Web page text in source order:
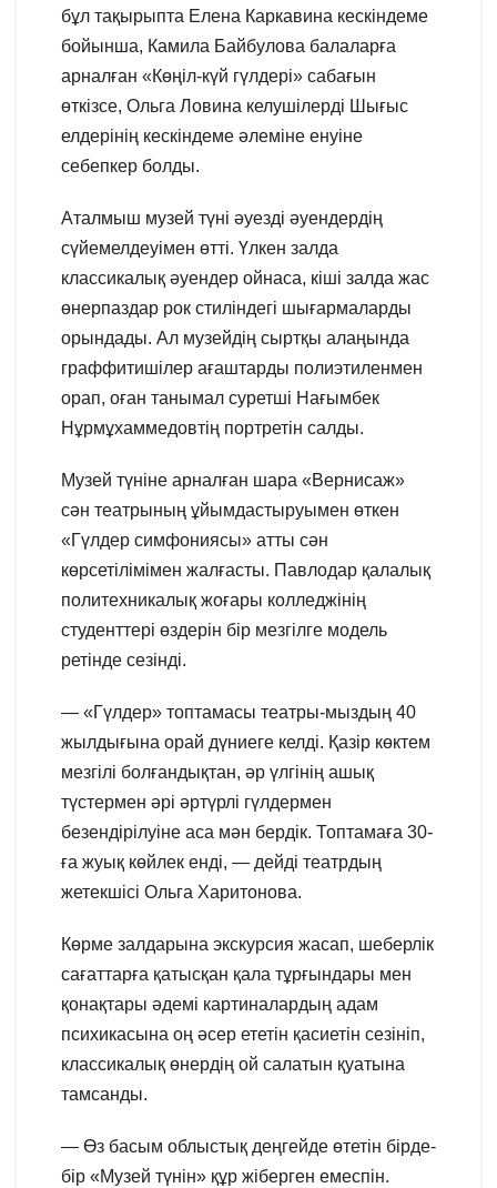
бұл тақырыпта Елена Каркавина кескіндеме
бойынша, Камила Байбулова балаларға
арналған «Көңіл-күй гүлдері» сабағын
өткізсе, Ольга Ловина келушілерді Шығыс
елдерінің кескіндеме әлеміне енуіне
себепкер болды.
Аталмыш музей түні әуезді әуендердің
сүйемелдеуімен өтті. Үлкен залда
классикалық әуендер ойнаса, кіші залда жас
өнерпаздар рок стиліндегі шығармаларды
орындады. Ал музейдің сыртқы алаңында
граффитишілер ағаштарды полиэтиленмен
орап, оған танымал суретші Нағымбек
Нұрмұхаммедовтің портретін салды.
Музей түніне арналған шара «Вернисаж»
сән театрының ұйымдастыруымен өткен
«Гүлдер симфониясы» атты сән
көрсетілімімен жалғасты. Павлодар қалалық
политехникалық жоғары колледжінің
студенттері өздерін бір мезгілге модель
ретінде сезінді.
— «Гүлдер» топтамасы театры-мыздың 40
жылдығына орай дүниеге келді. Қазір көктем
мезгілі болғандықтан, әр үлгінің ашық
түстермен әрі әртүрлі гүлдермен
безендірілуіне аса мән бердік. Топтамаға 30-
ға жуық көйлек енді, — дейді театрдың
жетекшісі Ольга Харитонова.
Көрме залдарына экскурсия жасап, шеберлік
сағаттарға қатысқан қала тұрғындары мен
қонақтары әдемі картиналардың адам
психикасына оң әсер ететін қасиетін сезініп,
классикалық өнердің ой салатын қуатына
тамсанды.
— Өз басым облыстық деңгейде өтетін бірде-
бір «Музей түнін» құр жіберген емеспін.